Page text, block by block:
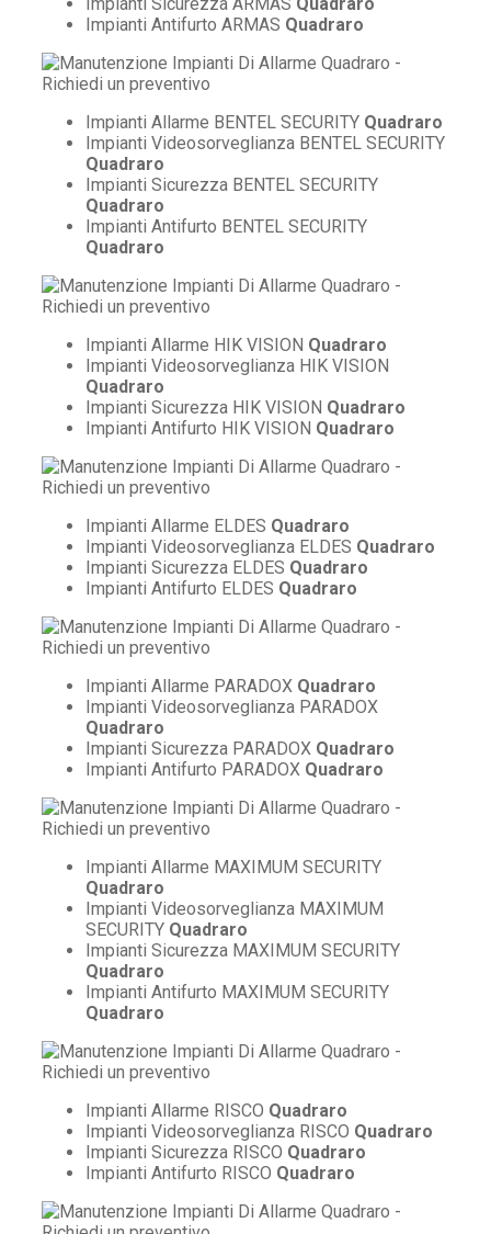
Impianti Antifurto ARMAS Quadraro
Impianti Allarme BENTEL SECURITY Quadraro
Impianti Videosorveglianza BENTEL SECURITY
Quadraro
Impianti Sicurezza BENTEL SECURITY
Quadraro
Impianti Antifurto BENTEL SECURITY
Quadraro
Impianti Allarme HIK VISION Quadraro
Impianti Videosorveglianza HIK VISION
Quadraro
Impianti Sicurezza HIK VISION Quadraro
Impianti Antifurto HIK VISION Quadraro
Impianti Allarme ELDES Quadraro
Impianti Videosorveglianza ELDES Quadraro
Impianti Sicurezza ELDES Quadraro
Impianti Antifurto ELDES Quadraro
Impianti Allarme PARADOX Quadraro
Impianti Videosorveglianza PARADOX
Quadraro
Impianti Sicurezza PARADOX Quadraro
Impianti Antifurto PARADOX Quadraro
Impianti Allarme MAXIMUM SECURITY
Quadraro
Impianti Videosorveglianza MAXIMUM
SECURITY Quadraro
Impianti Sicurezza MAXIMUM SECURITY
Quadraro
Impianti Antifurto MAXIMUM SECURITY
Quadraro
Impianti Allarme RISCO Quadraro
Impianti Videosorveglianza RISCO Quadraro
Impianti Sicurezza RISCO Quadraro
Impianti Antifurto RISCO Quadraro